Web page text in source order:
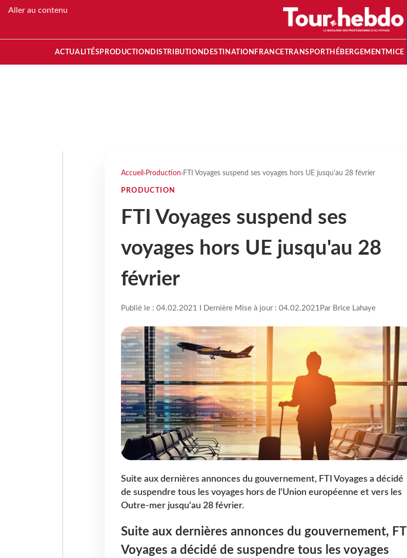
Aller au contenu
ACTUALITÉS PRODUCTION DISTRIBUTION DESTINATION FRANCETRANSPORT HÉBERGEMENTMICE
Accueil › Production› FTI Voyages suspend ses voyages hors UE jusqu'au 28 février
PRODUCTION
FTI Voyages suspend ses
voyages hors UE jusqu'au 28
février
Publié le : 04.02.2021 I Dernière Mise à jour : 04.02.2021 Par Brice Lahaye
Suite aux dernières annonces du gouvernement, FTI Voyages a décidé
de suspendre tous les voyages hors de l'Union européenne et vers les
Outre-mer jusqu'au 28 février.
Suite aux dernières annonces du gouvernement, FTI
Voyages a décidé de suspendre tous les voyages